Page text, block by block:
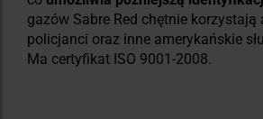
gazów Sabre Red chętnie korzystają
policjanci oraz inne amerykańskie
Ma certyfikat ISO 9001-2008.